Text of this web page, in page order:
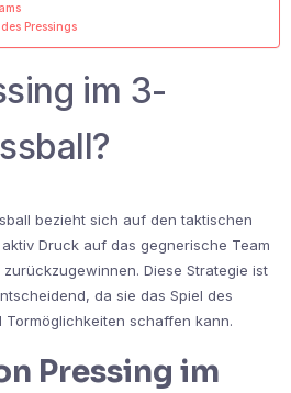
Pressings
im 3-
bezieht sich auf den taktischen
Druck auf das gegnerische Team
Diese Strategie ist
da sie das Spiel des
schaffen kann.
Pressing im